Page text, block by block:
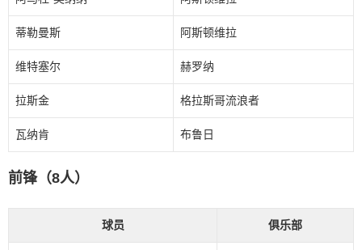
蒂勒曼斯 阿斯顿维拉
维特塞尔 赫罗纳
拉斯金 格拉斯哥流浪者
瓦纳肯 布鲁日
前锋（8人）
球员 俱乐部